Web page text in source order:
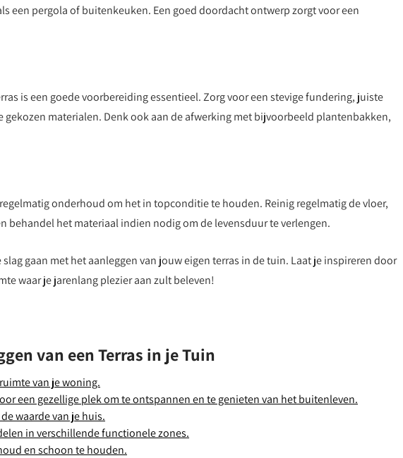
een pergola of buitenkeuken. Een goed doordacht ontwerp zorgt voor een
is een goede voorbereiding essentieel. Zorg voor een stevige fundering, juiste
gekozen materialen. Denk ook aan de afwerking met bijvoorbeeld plantenbakken,
onderhoud om het in topconditie te houden. Reinig regelmatig de vloer,
behandel het materiaal indien nodig om de levensduur te verlengen.
gaan met het aanleggen van jouw eigen terras in de tuin. Laat je inspireren door
waar je jarenlang plezier aan zult beleven!
van een Terras in je Tuin
van je woning.
een gezellige plek om te ontspannen en te genieten van het buitenleven.
waarde van je huis.
in verschillende functionele zones.
en schoon te houden.